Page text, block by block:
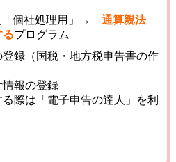
「個社処理用」 → 通算親法
るプログラム
録（国税・地方税申告書の作
報の登録
は「電子申告の達人」を利